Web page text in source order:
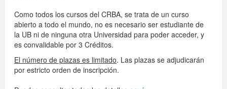
Como todos los cursos del CRBA, se trata de un curso
abierto a todo el mundo, no es necesario ser estudiante de
la UB ni de ninguna otra Universidad para poder acceder, y
es convalidable por 3 Créditos.
El número de plazas es limitado. Las plazas se adjudicarán
por estricto orden de inscripción.